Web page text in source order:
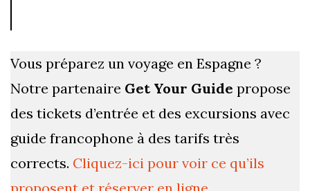
Vous préparez un voyage en Espagne ?
Notre partenaire Get Your Guide propose
des tickets d’entrée et des excursions avec
guide francophone à des tarifs très
corrects. Cliquez-ici pour voir ce qu’ils